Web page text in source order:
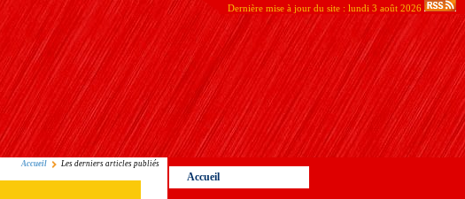
Dernière mise à jour du site : lundi 3 août 2026
Accueil Les derniers articles publiés
Accueil